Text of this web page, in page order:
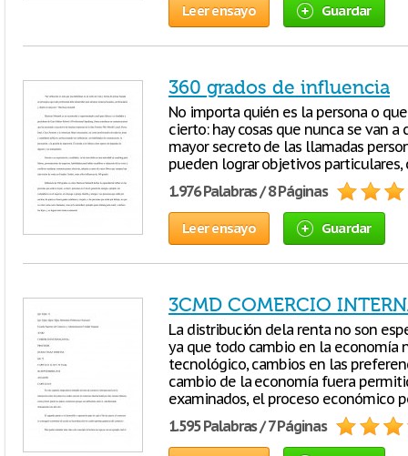
Leer ensayo Guardar
360 grados de influencia
No importa quién es la persona o
cierto: hay cosas que nunca se van
mayor secreto de las llamadas
pueden lograr objetivos particulares,
1.976 Palabras / 8 Páginas
Leer ensayo Guardar
3CMD COMERCIO
La distribución dela renta no son
ya que todo cambio en la economía
tecnológico, cambios en las
cambio de la economía fuera
examinados, el proceso económico
1.595 Palabras / 7 Páginas